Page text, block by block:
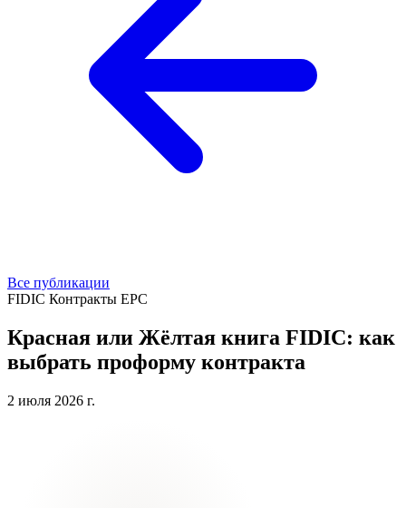
Все публикации
FIDIC Контракты EPC
Красная или Жёлтая книга FIDIC: как
выбрать проформу контракта
2 июля 2026 г.